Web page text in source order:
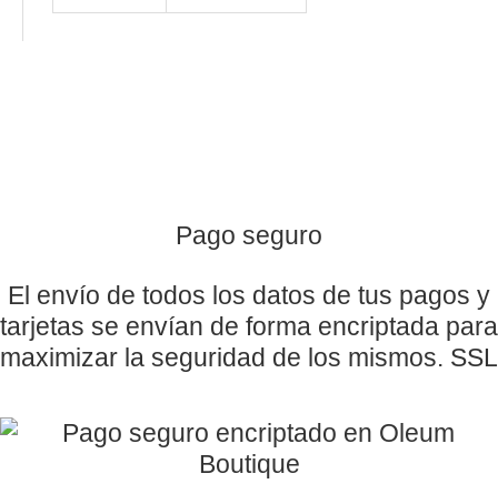
Pago seguro
El envío de todos los datos de tus pagos y
tarjetas se envían de forma encriptada para
maximizar la seguridad de los mismos. SSL